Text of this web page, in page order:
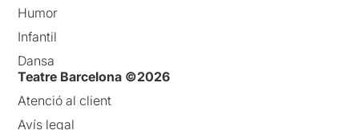
Humor
Infantil
Dansa
Teatre Barcelona ©2026
Atenció al client
Avís legal